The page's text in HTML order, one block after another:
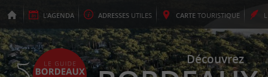
L'AGENDA ADRESSES UTILES CARTE TOURISTIQUE
Découvrez